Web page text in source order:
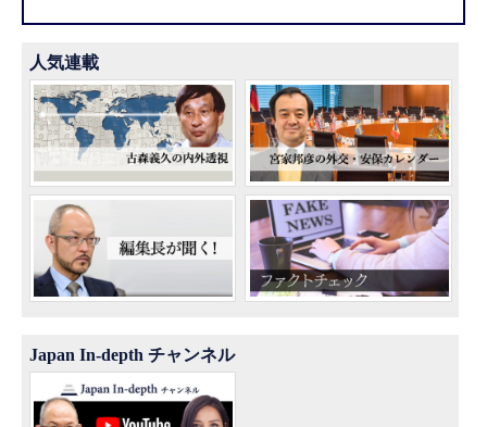
人気連載
Japan In-depth チャンネル